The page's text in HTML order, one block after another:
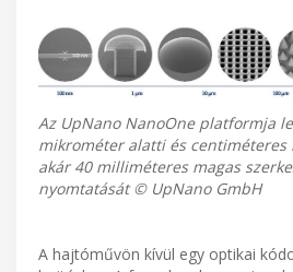
Az UpNano NanoOne platformja
mikrométer alatti és centiméteres
akár 40 milliméteres magas
nyomtatását © UpNano GmbH
A hajtóművön kívül egy optikai